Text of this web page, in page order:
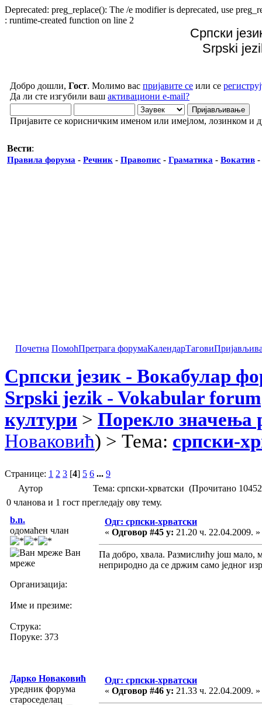
Deprecated: preg_replace(): The /e modifier is deprecated, use
: runtime-created function on line 2
Српски
Srpski
Добро дошли, Гост. Молимо вас пријавите се или се
Да ли сте изгубили ваш активациони e-mail?
Пријавите се корисничким именом или имејлом, лозинком и
Вести:
Правила форума - Речник - Правопис - Граматика - Вокатив -
Почетна ПомоћПретрага форумаКалендарТагови
Српски језик - Вокабулар
Srpski jezik - Vokabular forum
култури > Порекло значења
Новаковић) > Тема: српски-
Странице: 1 2 3 [4] 5 6 ... 9
Аутор
Тема: српски-хрватски (Прочитано
0 чланова и 1 гост прегледају ову тему.
b.n.
одомаћен члан
Ван
мреже
Организација:
Име и презиме:
Струка:
Поруке: 373
Одг: српски-хрватски
« Одговор #45 у: 21.20 ч. 22.04.2009. »
Па добро, хвала. Размислићу још мало,
неприродно да се држим само једног
Дарко Новаковић
уредник форума
староседелац
Одг: српски-хрватски
« Одговор #46 у: 21.33 ч. 22.04.2009. »